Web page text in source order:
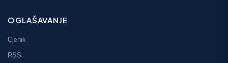
OGLAŠAVANJE
Cjenik
RSS